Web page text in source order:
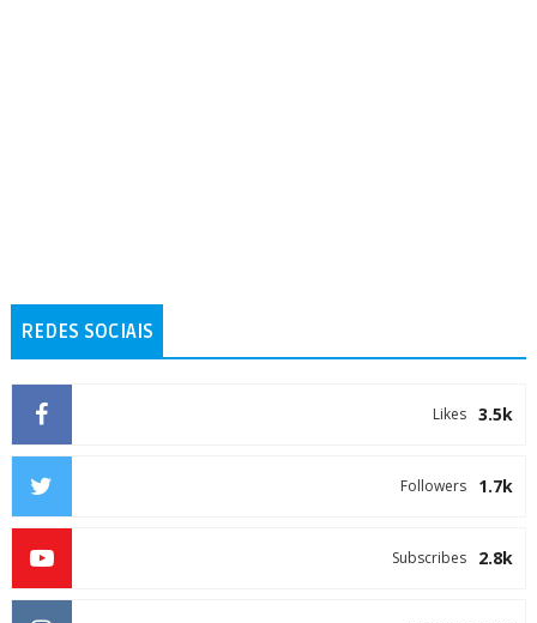
REDES SOCIAIS
3.5k
Likes
1.7k
Followers
2.8k
Subscribes